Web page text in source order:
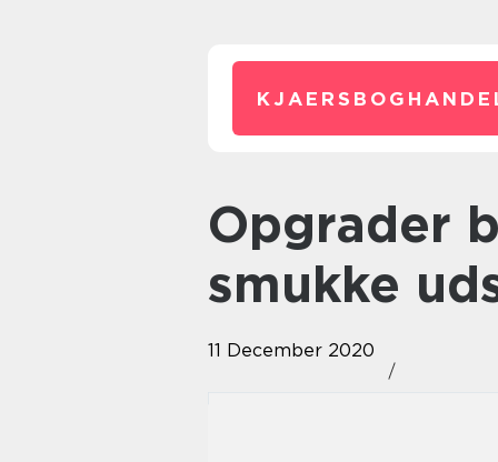
Opgrader butikken med
smukke
11 December 2020